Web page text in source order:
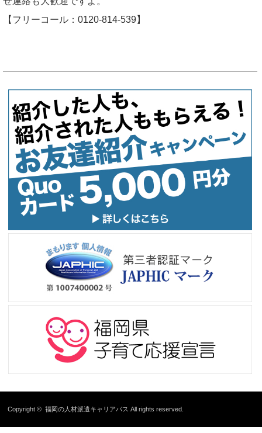
【フリーコール：0120-814-539】
Copyright ©福岡の人材派遣キャリアパス All rights reserved.